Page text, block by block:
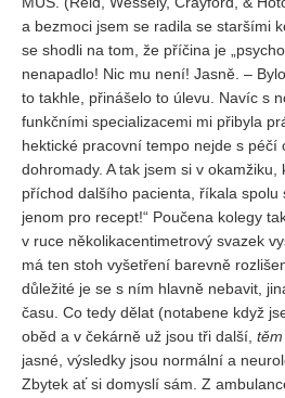
a bezmoci jsem se radila se staršími
se shodli na tom, že příčina je
nenapadlo! Nic mu není! Jasně. –
to takhle, přinášelo to úlevu. Navíc s
funkčními specializacemi mi přibyla
hektické pracovní tempo nejde s péčí
dohromady. A tak jsem si v okamžiku,
příchod dalšího pacienta, říkala spolu
jenom pro recept!“ Poučena kolegy
v ruce několikacentimetrový svazek
má ten stoh vyšetření barevně
důležité je se s ním hlavně nebavit,
času. Co tedy dělat (notabene když
oběd a v čekárně už jsou tři další,
jasné, výsledky jsou normální a
Zbytek ať si domyslí sám. Z